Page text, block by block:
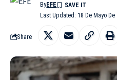
Last Updated: 18 De Mayo De
ByEFE
Share